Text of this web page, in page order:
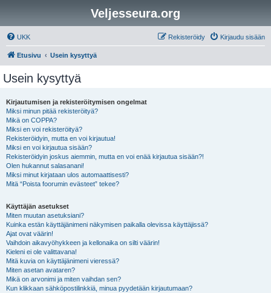
Veljesseura.org
UKK Kirjaudu sisään
Rekisteröidy
Etusivu Usein kysyttyä
Usein kysyttyä
Kirjautumisen ja rekisteröitymisen ongelmat
Miksi minun pitää rekisteröityä?
Mikä on COPPA?
Miksi en voi rekisteröityä?
Rekisteröidyin, mutta en voi kirjautua!
Miksi en voi kirjautua sisään?
Rekisteröidyin joskus aiemmin, mutta en voi enää kirjautua sisään?!
Olen hukannut salasanani!
Miksi minut kirjataan ulos automaattisesti?
Mitä “Poista foorumin evästeet” tekee?
Käyttäjän asetukset
Miten muutan asetuksiani?
Kuinka estän käyttäjänimeni näkymisen paikalla olevissa käyttäjissä?
Ajat ovat väärin!
Vaihdoin aikavyöhykkeen ja kellonaika on silti väärin!
Kieleni ei ole valittavana!
Mitä kuvia on käyttäjänimeni vieressä?
Miten asetan avataren?
Mikä on arvonimi ja miten vaihdan sen?
Kun klikkaan sähköpostilinkkiä, minua pyydetään kirjautumaan?